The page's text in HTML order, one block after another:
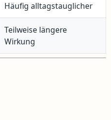
Häufig alltagstauglicher
Teilweise längere
Wirkung